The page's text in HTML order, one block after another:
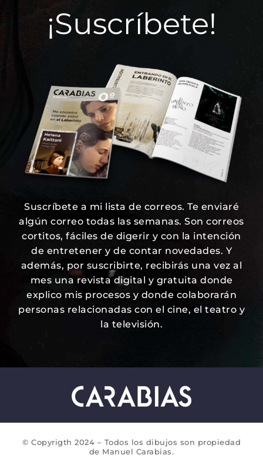
¡Suscríbete!
Suscríbete a mi lista de correos. Te enviaré
algún correo todas las semanas. Son correos
cortitos, fáciles de digerir y con la intención
de entretener y de contar novedades. Y
además, por suscribirte, recibirás una vez al
mes una revista digital y gratuita donde
explico mis procesos y donde colaborarán
personas relacionadas con el cine, el teatro y
la televisión.
© Copyrigth 2024 – Todos los dibujos son propiedad
de Manuel Carabias.